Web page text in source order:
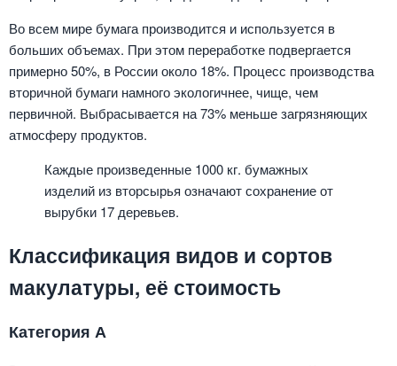
Во всем мире бумага производится и используется в
больших объемах. При этом переработке подвергается
примерно 50%, в России около 18%. Процесс производства
вторичной бумаги намного экологичнее, чище, чем
первичной. Выбрасывается на 73% меньше загрязняющих
атмосферу продуктов.
Каждые произведенные 1000 кг. бумажных
изделий из вторсырья означают сохранение от
вырубки 17 деревьев.
Классификация видов и сортов
макулатуры, её стоимость
Категория А